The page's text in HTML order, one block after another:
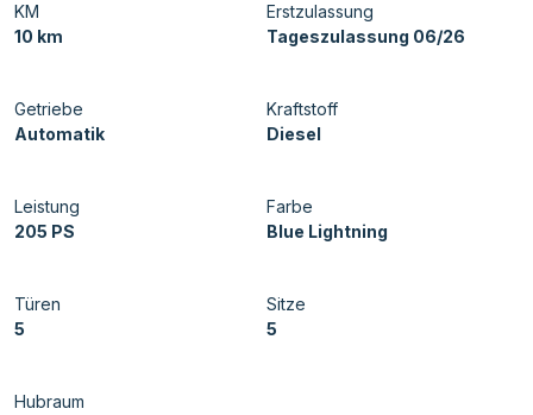
KM
10 km
Erstzulassung
Tageszulassung 06/26
Getriebe
Automatik
Kraftstoff
Diesel
Leistung
205 PS
Farbe
Blue Lightning
Türen
5
Sitze
5
Hubraum